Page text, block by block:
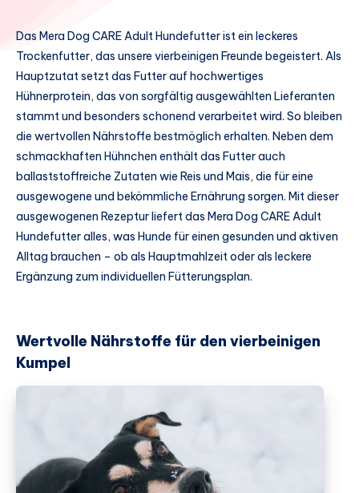
Das Mera Dog CARE Adult Hundefutter ist ein leckeres
Trockenfutter, das unsere vierbeinigen Freunde begeistert. Als
Hauptzutat setzt das Futter auf hochwertiges
Hühnerprotein, das von sorgfältig ausgewählten Lieferanten
stammt und besonders schonend verarbeitet wird. So bleiben
die wertvollen Nährstoffe bestmöglich erhalten. Neben dem
schmackhaften Hühnchen enthält das Futter auch
ballaststoffreiche Zutaten wie Reis und Mais, die für eine
ausgewogene und bekömmliche Ernährung sorgen. Mit dieser
ausgewogenen Rezeptur liefert das Mera Dog CARE Adult
Hundefutter alles, was Hunde für einen gesunden und aktiven
Alltag brauchen – ob als Hauptmahlzeit oder als leckere
Ergänzung zum individuellen Fütterungsplan.
Wertvolle Nährstoffe für den vierbeinigen
Kumpel